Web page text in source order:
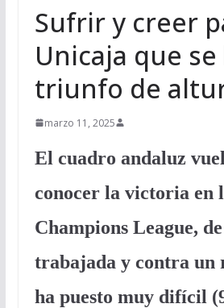
Sufrir y creer
Unicaja que
triunfo de
marzo 11, 2025
El cuadro andaluz
conocer la victoria en
Champions League,
trabajada y contra un
ha puesto muy difícil